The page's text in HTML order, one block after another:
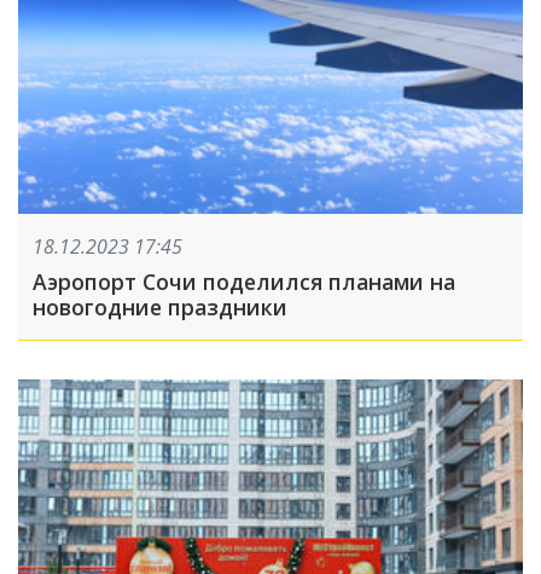
18.12.2023 17:45
Аэропорт Сочи поделился планами на
новогодние праздники